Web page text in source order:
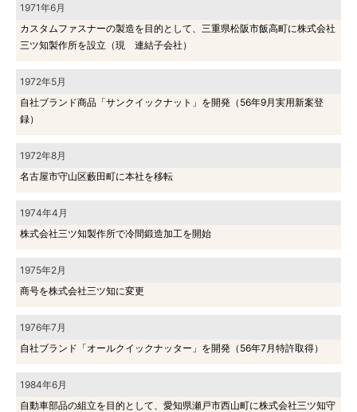
1971年6月
カスタムファスナーの製造を目的として、三重県松阪市飯高町に株式会社
三ツ知製作所を設立（現 連結子会社）
1972年5月
自社ブランド商品「サンクイックナット」を開発（56年9月実用新案登
録）
1972年8月
名古屋市守山区藪田町に本社を移転
1974年4月
株式会社三ツ知製作所で冷間鍛造加工を開始
1975年2月
商号を株式会社三ツ知に変更
1976年7月
自社ブランド「オールクイックナッター」を開発（56年7月特許取得）
1984年6月
自動車部品の組立を目的として、愛知県瀬戸市西山町に株式会社三ツ知守